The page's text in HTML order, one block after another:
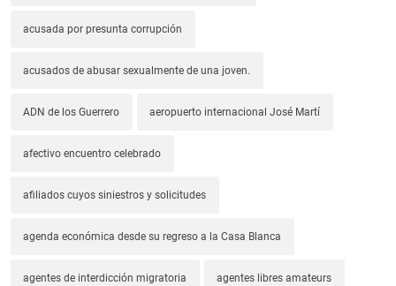
acusada por presunta corrupción
acusados de abusar sexualmente de una joven.
ADN de los Guerrero aeropuerto internacional José Martí
afectivo encuentro celebrado
afiliados cuyos siniestros y solicitudes
agenda económica desde su regreso a la Casa Blanca
agentes de interdicción migratoria agentes libres amateurs